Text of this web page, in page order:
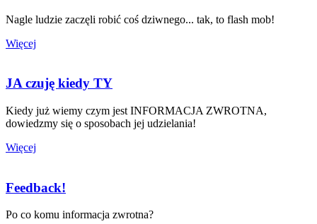
Nagle ludzie zaczęli robić coś dziwnego... tak, to flash mob!
Więcej
JA czuję kiedy TY
Kiedy już wiemy czym jest INFORMACJA ZWROTNA,
dowiedzmy się o sposobach jej udzielania!
Więcej
Feedback!
Po co komu informacja zwrotna?